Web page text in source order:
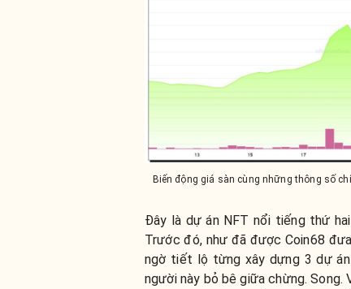
Biến động giá sàn cùng những thông số
Đây là dự án NFT nổi tiếng thứ
Trước đó, như đã được Coin68
ngờ tiết lộ từng xây dựng 3 dự
người này bỏ bê giữa chừng.